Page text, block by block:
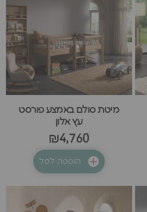
מיטת סולם באמצע פורסט
עץ אלון
₪4,760
הוספה לסל